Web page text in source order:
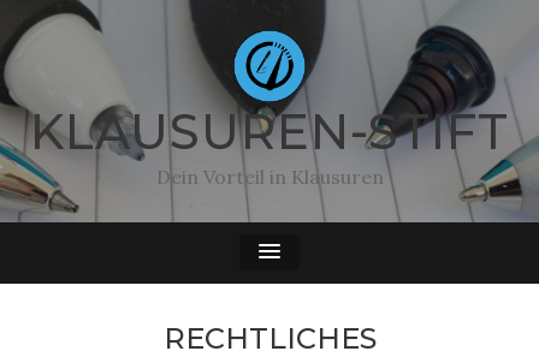
KLAUSUREN-STIFT
Dein Vorteil in Klausuren
RECHTLICHES